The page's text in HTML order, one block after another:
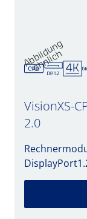
A
b
bil
d
u
n
g
ä
h
nli
c
h
VisionXS-
2.0